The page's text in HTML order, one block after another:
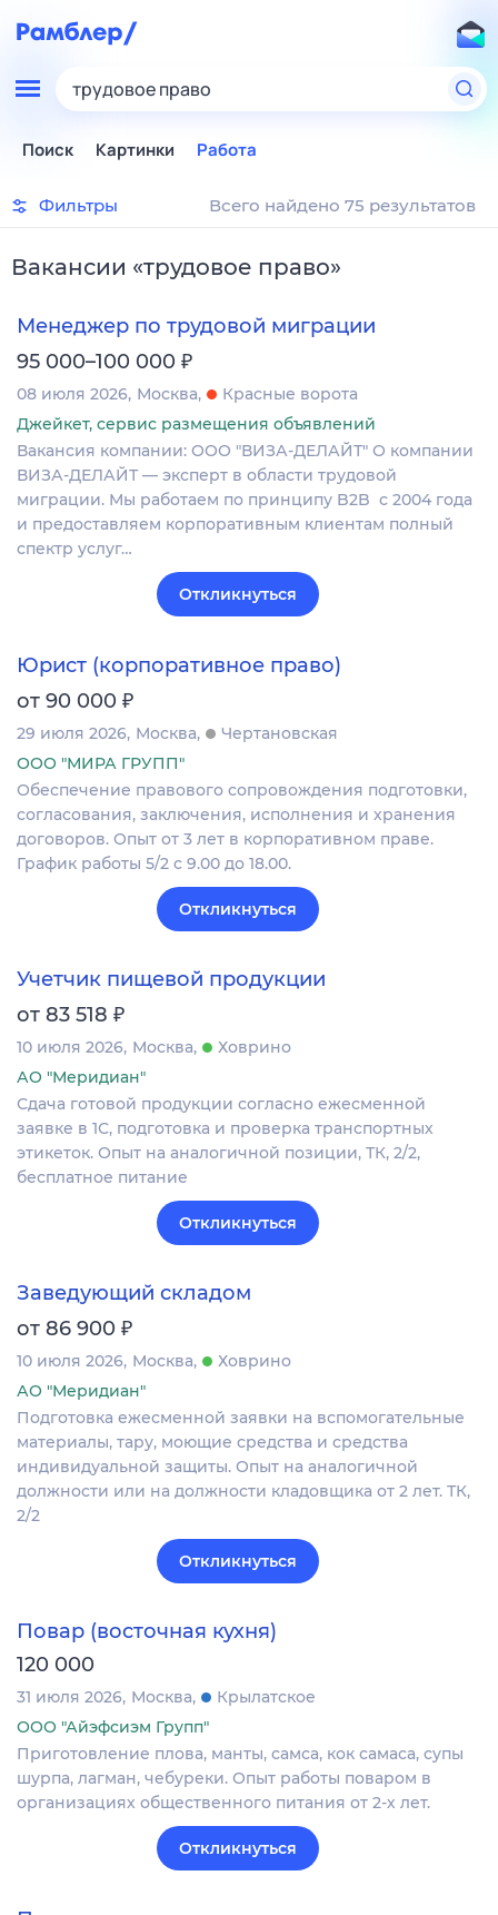
трудовое право
Поиск Картинки Работа
Фильтры Всего найдено 75 результатов
Вакансии «трудовое право»
Менеджер по трудовой миграции
95 000–100 000 ₽
08 июля 2026 Москва
Красные ворота
Джейкет, сервис размещения объявлений
Вакансия компании: ООО "ВИЗА-ДЕЛАЙТ" О компании
ВИЗА-ДЕЛАЙТ — эксперт в области трудовой
миграции. Мы работаем по принципу B2B с 2004 года
и предоставляем корпоративным клиентам полный
спектр услуг…
Откликнуться
Юрист (корпоративное право)
от 90 000 ₽
29 июля 2026 Москва
Чертановская
ООО "МИРА ГРУПП"
Обеспечение правового сопровождения подготовки,
согласования, заключения, исполнения и хранения
договоров. Опыт от 3 лет в корпоративном праве.
График работы 5/2 с 9.00 до 18.00.
Откликнуться
Учетчик пищевой продукции
от 83 518 ₽
10 июля 2026 Москва
Ховрино
АО "Меридиан"
Сдача готовой продукции согласно ежесменной
заявке в 1С, подготовка и проверка транспортных
этикеток. Опыт на аналогичной позиции, ТК, 2/2,
бесплатное питание
Откликнуться
Заведующий складом
от 86 900 ₽
10 июля 2026 Москва
Ховрино
АО "Меридиан"
Подготовка ежесменной заявки на вспомогательные
материалы, тару, моющие средства и средства
индивидуальной защиты. Опыт на аналогичной
должности или на должности кладовщика от 2 лет. ТК,
2/2
Откликнуться
Повар (восточная кухня)
120 000
31 июля 2026 Москва
Крылатское
ООО "Айэфсиэм Групп"
Приготовление плова, манты, самса, кок самаса, супы
шурпа, лагман, чебуреки. Опыт работы поваром в
организациях общественного питания от 2-х лет.
Откликнуться